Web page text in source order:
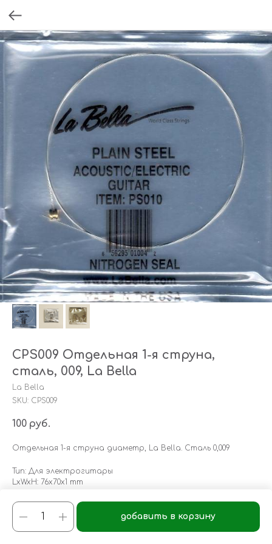
CPS009 Отдельная 1-я струна,
сталь, 009, La Bella
La Bella
SKU: CPS009
100 руб.
добавить в корзину
Отдельная 1-я струна диаметр, La Bella. Сталь 0,009
Тип: Для электрогитары
LxWxH: 76x70x1 mm